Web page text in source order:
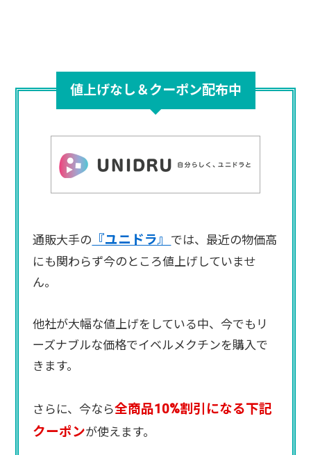
値上げなし＆クーポン配布中
通販大手の 『ユニドラ』 では、最近の物価高
にも関わらず今のところ値上げしていませ
ん。
他社が大幅な値上げをしている中、今でもリ
ーズナブルな価格でイベルメクチンを購入で
きます。
さらに、今なら全商品10%割引になる下記
クーポンが使えます。